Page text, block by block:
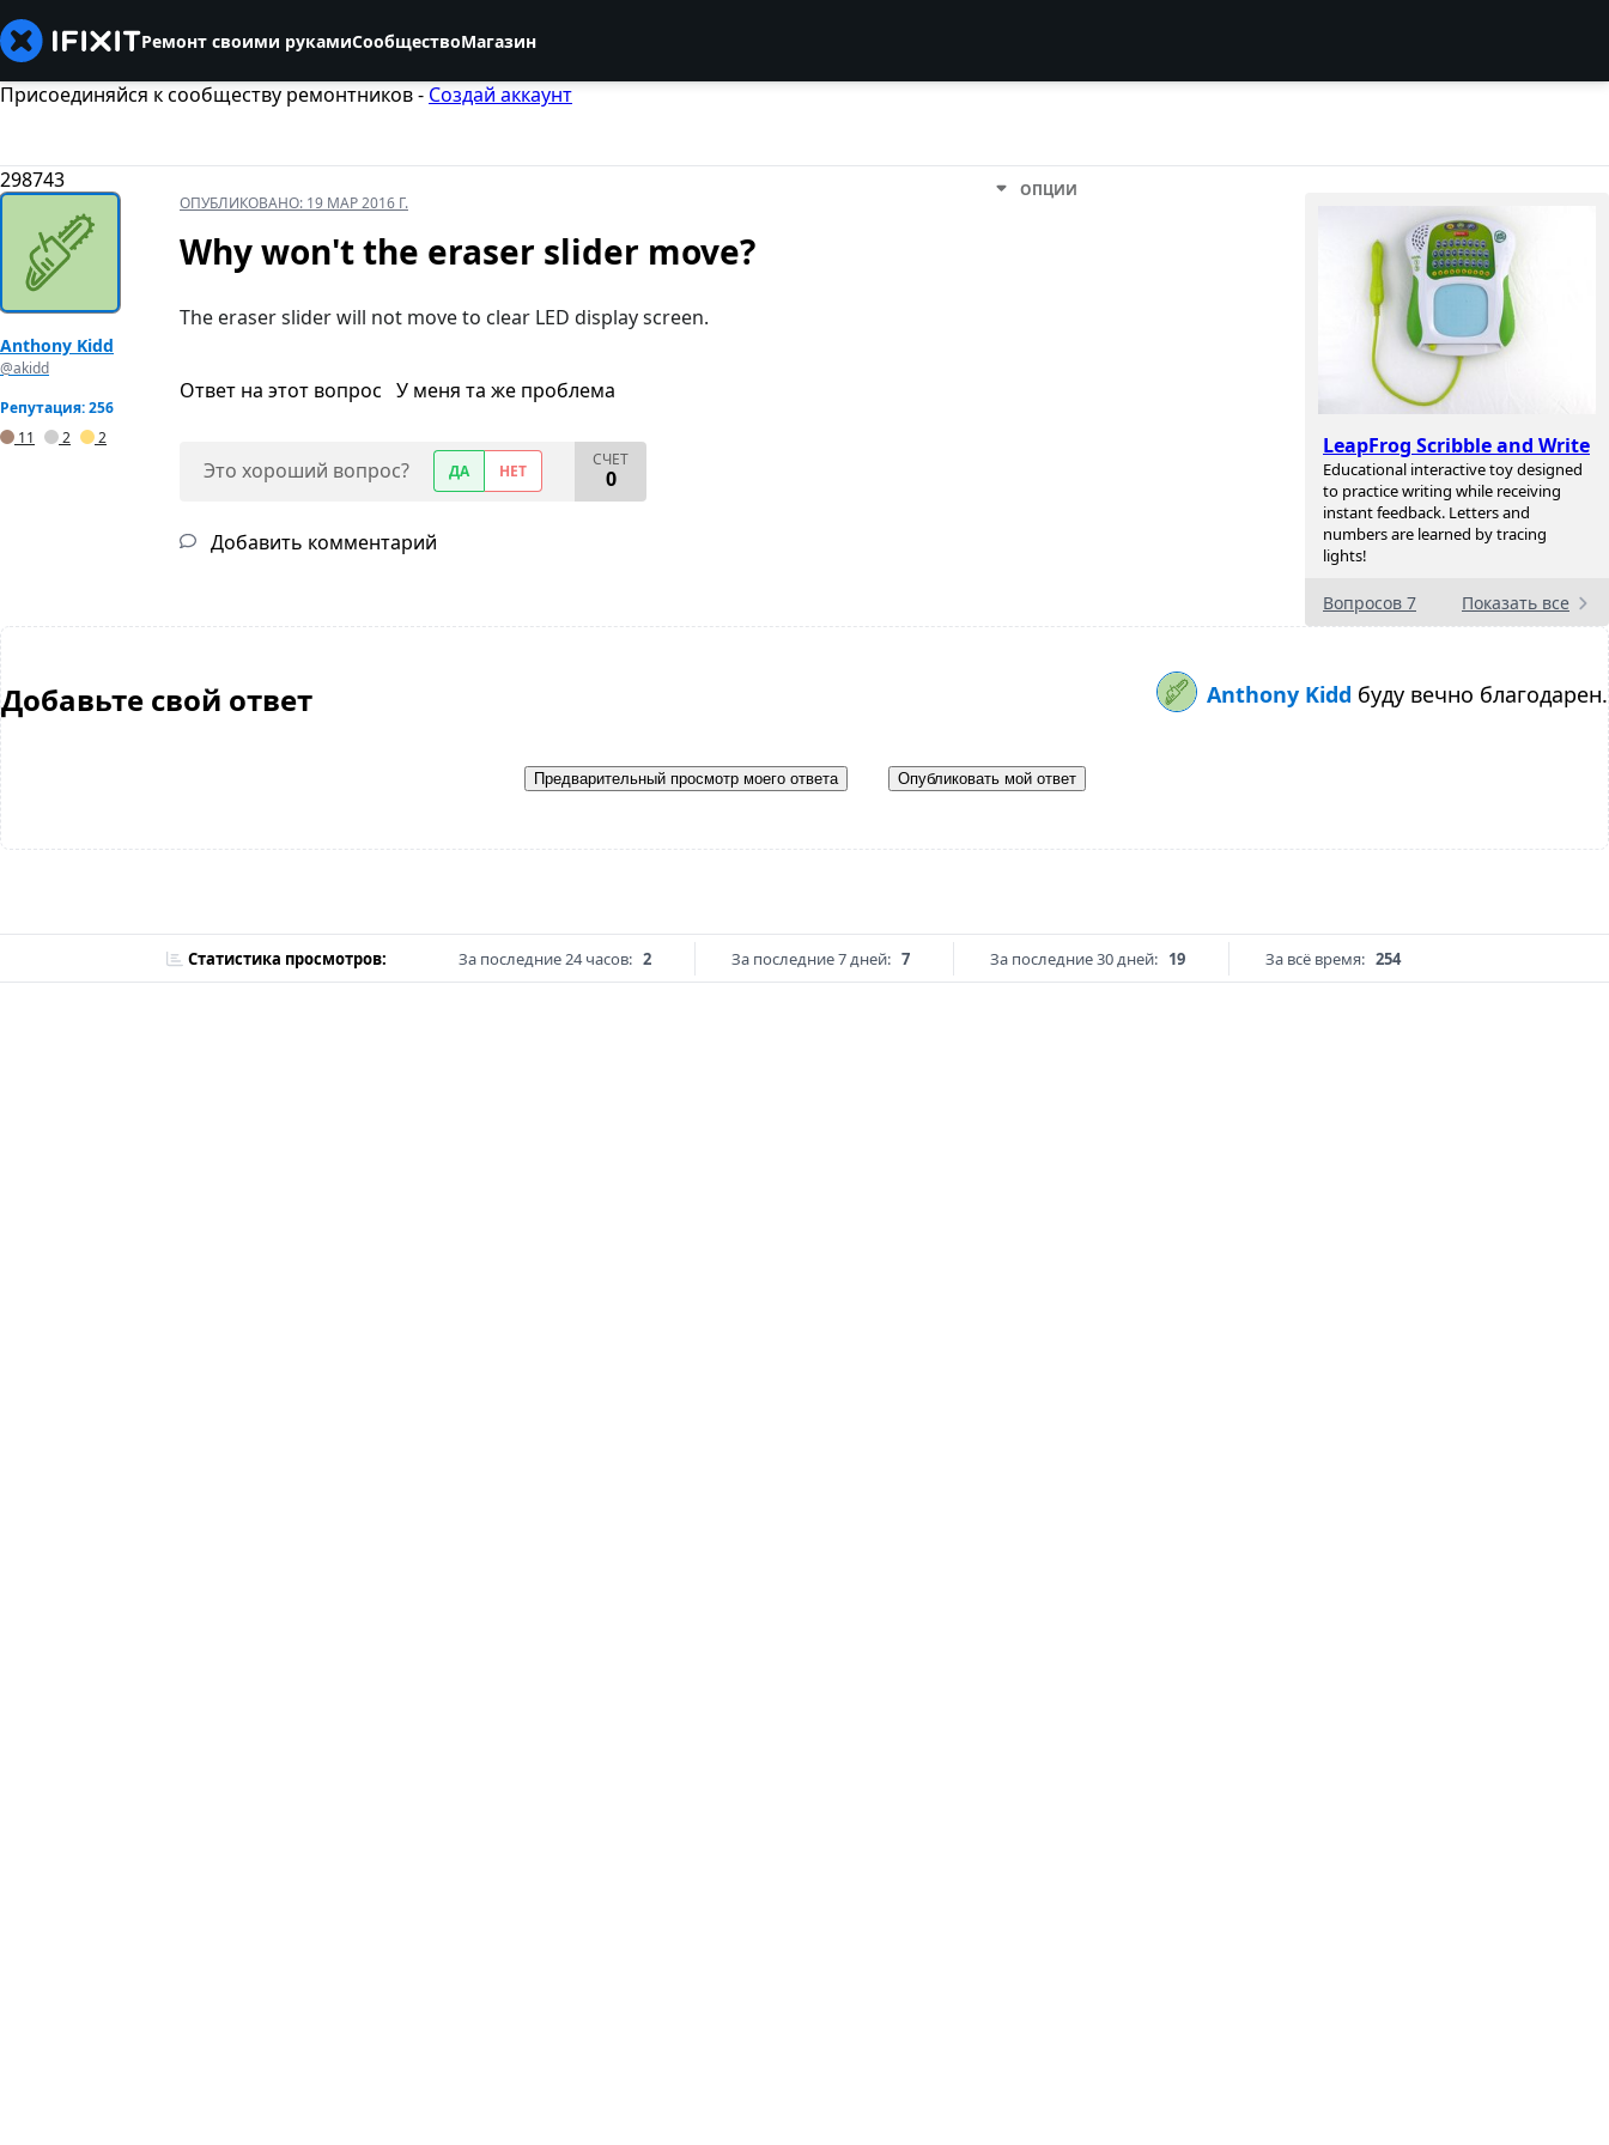
Ремонт своими рукамиСообществоМагазин
Присоединяйся к сообществу ремонтников - Создай аккаунт
298743
LeapFrog Scribble and Write
Educational interactive toy designed
to practice writing while receiving
instant feedback. Letters and
numbers are learned by tracing
lights!
Вопросов 7 Показать все
Anthony Kidd
@akidd
Репутация: 256
11
2 2
ОПУБЛИКОВАНО: 19 МАР 2016 Г.
ОПЦИИ
Why won't the eraser slider move?
The eraser slider will not move to clear LED display screen.
Ответ на этот вопрос У меня та же проблема
Это хороший вопрос? ДА НЕТ
СЧЕТ
0
Добавить комментарий
Добавьте свой ответ Anthony Kidd буду вечно благодарен.
Предварительный просмотр моего ответа Опубликовать мой ответ
Статистика просмотров: За последние 24 часов: 2 За последние 7 дней: 7 За последние 30 дней: 19 За всё время: 254